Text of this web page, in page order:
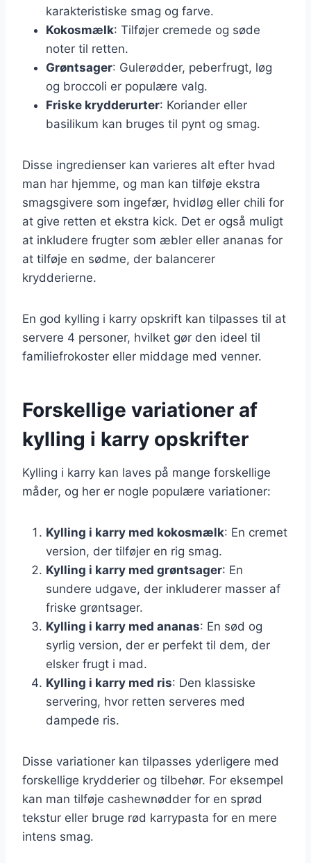
karakteristiske smag og farve.
Kokosmælk: Tilføjer cremede og søde
noter til retten.
Grøntsager: Gulerødder, peberfrugt, løg
og broccoli er populære valg.
Friske krydderurter: Koriander eller
basilikum kan bruges til pynt og smag.
Disse ingredienser kan varieres alt efter hvad
man har hjemme, og man kan tilføje ekstra
smagsgivere som ingefær, hvidløg eller chili for
at give retten et ekstra kick. Det er også muligt
at inkludere frugter som æbler eller ananas for
at tilføje en sødme, der balancerer
krydderierne.
En god kylling i karry opskrift kan tilpasses til at
servere 4 personer, hvilket gør den ideel til
familiefrokoster eller middage med venner.
Forskellige variationer af
kylling i karry opskrifter
Kylling i karry kan laves på mange forskellige
måder, og her er nogle populære variationer:
Kylling i karry med kokosmælk: En cremet
version, der tilføjer en rig smag.
Kylling i karry med grøntsager: En
sundere udgave, der inkluderer masser af
friske grøntsager.
Kylling i karry med ananas: En sød og
syrlig version, der er perfekt til dem, der
elsker frugt i mad.
Kylling i karry med ris: Den klassiske
servering, hvor retten serveres med
dampede ris.
Disse variationer kan tilpasses yderligere med
forskellige krydderier og tilbehør. For eksempel
kan man tilføje cashewnødder for en sprød
tekstur eller bruge rød karrypasta for en mere
intens smag.